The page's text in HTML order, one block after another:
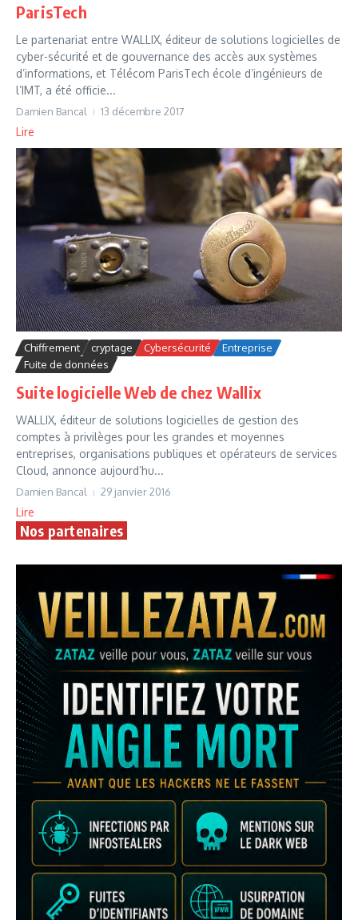
ParisTech
Le partenariat entre WALLIX, éditeur de solutions logicielles de
cyber-sécurité et de gouvernance des accès aux systèmes
d’informations, et Télécom ParisTech école d’ingénieurs de
l’IMT, a été officie...
Damien Bancal 13 décembre 2017
Lire
Chiffrement cryptage Cybersécurité
Entreprise
Fuite de données
Suite logicielle Web de chez Wallix
WALLIX, éditeur de solutions logicielles de gestion des
comptes à privilèges pour les grandes et moyennes
entreprises, organisations publiques et opérateurs de services
Cloud, annonce aujourd’hu...
Damien Bancal 29 janvier 2016
Lire
Nos partenaires